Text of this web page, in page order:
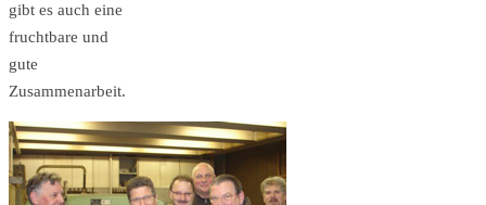
gibt es auch eine
fruchtbare und
gute
Zusammenarbeit.